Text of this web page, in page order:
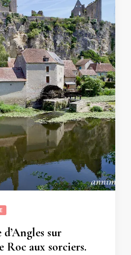
sur
Roc aux sorciers.